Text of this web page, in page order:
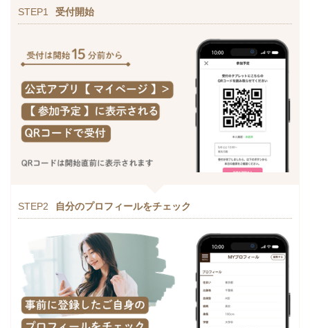
STEP1 受付開始
STEP2 自分のプロフィールをチェック